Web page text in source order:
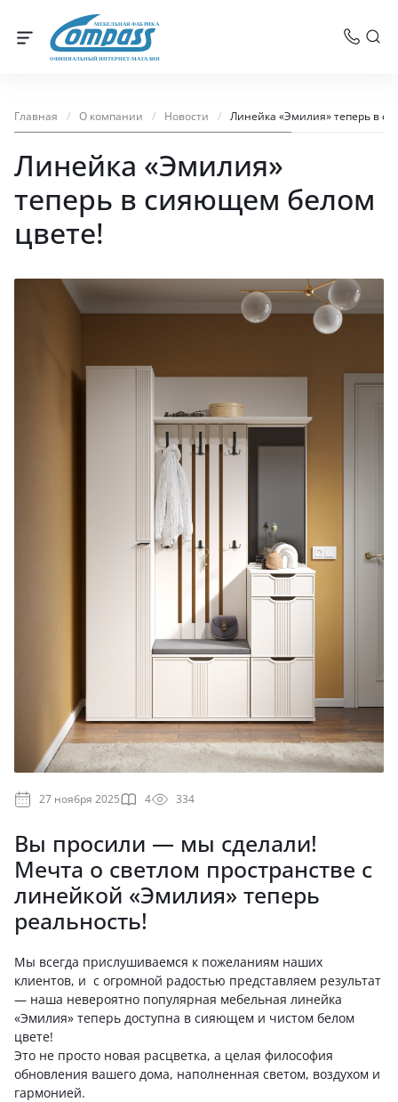
МЕБЕЛЬНАЯ ФАБРИКА
ОФИЦИАЛЬНЫЙ ИНТЕРНЕТ-МАГАЗИН
Главная / О компании / Новости / Линейка «Эмилия» теперь в
Линейка «Эмилия»
теперь в сияющем белом
цвете!
27 ноября 2025 4 334
Вы просили — мы сделали!
Мечта о светлом пространстве с
линейкой «Эмилия» теперь
реальность!
Мы всегда прислушиваемся к пожеланиям наших
клиентов, и с огромной радостью представляем результат
— наша невероятно популярная мебельная линейка
«Эмилия» теперь доступна в сияющем и чистом белом
цвете!
Это не просто новая расцветка, а целая философия
обновления вашего дома, наполненная светом, воздухом и
гармонией.